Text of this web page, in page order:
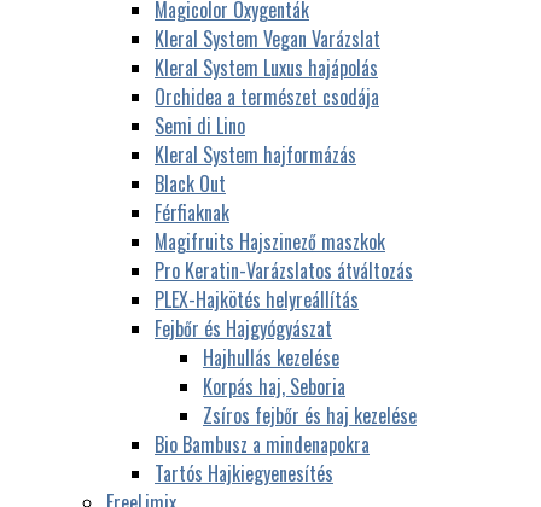
Magicolor Oxygenták
Kleral System Vegan Varázslat
Kleral System Luxus hajápolás
Orchidea a természet csodája
Semi di Lino
Kleral System hajformázás
Black Out
Férfiaknak
Magifruits Hajszinező maszkok
Pro Keratin-Varázslatos átváltozás
PLEX-Hajkötés helyreállítás
Fejbőr és Hajgyógyászat
Hajhullás kezelése
Korpás haj, Seboria
Zsíros fejbőr és haj kezelése
Bio Bambusz a mindenapokra
Tartós Hajkiegyenesítés